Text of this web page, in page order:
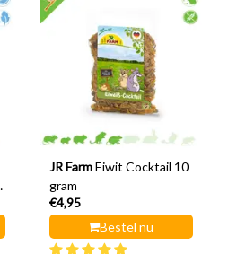
JR Farm Eiwit Cocktail 10
gram
€4,95
Bestel nu